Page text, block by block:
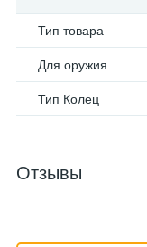
Тип товара
Для оружия
Тип Колец
Отзывы